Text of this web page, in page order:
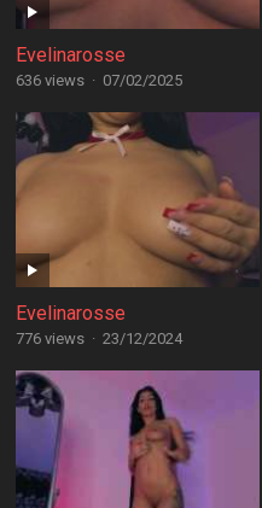
Evelinarosse
636 views · 07/02/2025
Evelinarosse
776 views · 23/12/2024